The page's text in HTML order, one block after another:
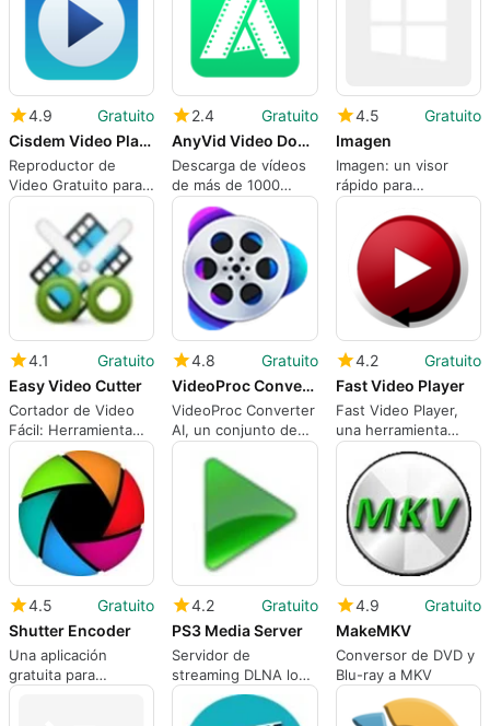
4.9
Gratuito
Cisdem Video Player
Reproductor de
Video Gratuito para
Windows para
Reproducir Cualquier
Archivo Multimedia
2.4
Gratuito
AnyVid Video Downloader
Descarga de vídeos
de más de 1000
páginas web
4.5
Gratuito
Imagen
Imagen: un visor
rápido para
secuencias de
imágenes y metraje
técnico
4.1
Gratuito
Easy Video Cutter
Cortador de Video
Fácil: Herramienta
simple de Windows
para recortes
rápidos
4.8
Gratuito
VideoProc Converter AI
VideoProc Converter
AI, un conjunto de
herramientas de IA
para la mejora de
4.2
Gratuito
Fast Video Player
Fast Video Player,
una herramienta
multimedia para PC
4.5
Gratuito
Shutter Encoder
Una aplicación
gratuita para
Windows, por Paul
4.2
Gratuito
PS3 Media Server
Servidor de
streaming DLNA local
para consolas,
televisores
4.9
Gratuito
MakeMKV
Conversor de DVD y
Blu-ray a MKV